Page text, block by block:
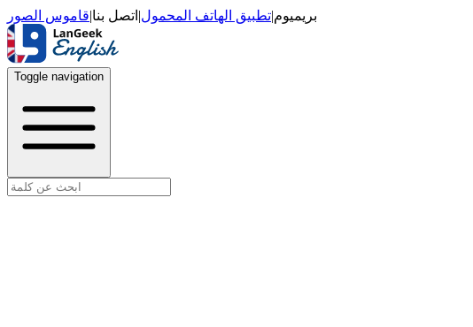
بريميوم|تطبيق الهاتف المحمول| اتصل بنا|قاموس الصور
Toggle navigation